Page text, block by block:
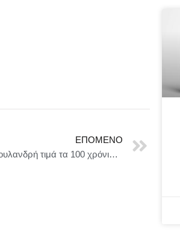
ΕΠΌΜΕΝΟ
Το Ίδρυμα Βασίλη & Ελίζας Γουλανδρή τιμά τα 100 χρόνια από τη γέννηση του καλλιτέχνη Παναγιώτη Βασιλάκη